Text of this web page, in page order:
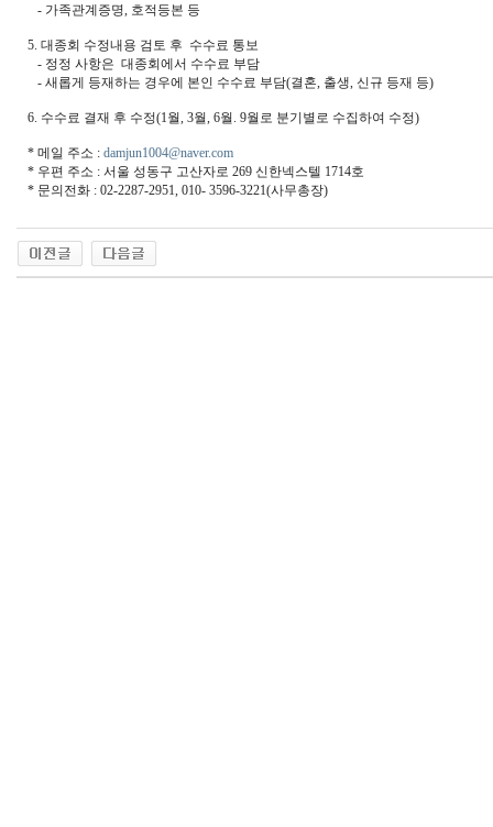
- 가족관계증명, 호적등본 등
5. 대종회 수정내용 검토 후 수수료 통보
- 정정 사항은 대종회에서 수수료 부담
- 새롭게 등재하는 경우에 본인 수수료 부담(결혼, 출생, 신규 등재 등)
6. 수수료 결재 후 수정(1월, 3월, 6월. 9월로 분기별로 수집하여 수정)
* 메일 주소 : damjun1004@naver.com
* 우편 주소 : 서울 성동구 고산자로 269 신한넥스텔 1714호
* 문의전화 : 02-2287-2951, 010- 3596-3221(사무총장)